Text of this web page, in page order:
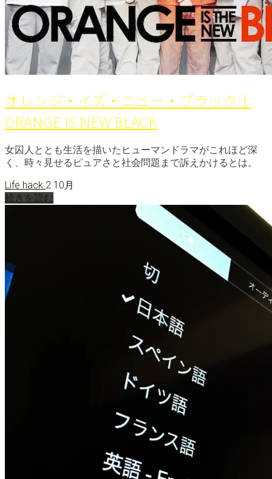
オレンジ・イズ・ニュー・ブラック｜
ORANGE IS NEW BLACK
女囚人ととも生活を描いたヒューマンドラマがこれほど深
く、時々見せるピュアさと社会問題まで訴えかけるとは。
Life hack.2 10月
続きを読む